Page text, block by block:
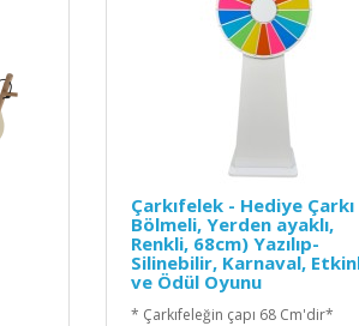
Çarkıfelek - Hediye Çarkı
Bölmeli, Yerden ayaklı,
Renkli, 68cm) Yazılıp-
Silinebilir, Karnaval,
ve Ödül Oyunu
* Çarkıfeleğin çapı 68 Cm'dir*